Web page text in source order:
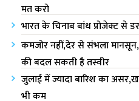
मत करो
भारत के चिनाब बांध प्रोजेक्ट से
कमजोर नहीं,देर से संभला
की बदल सकती है तस्वीर
जुलाई में ज्यादा बारिश का
भी कम